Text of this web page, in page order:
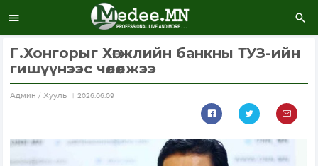
Г.Хонгорыг Хөгжлийн банкны ТУЗ-ийн
гишүүнээс чөлөөлжээ
Aдмин / Хууль 2026.06.09